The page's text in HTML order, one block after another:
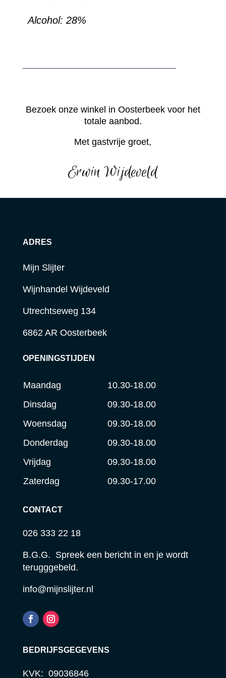
Alcohol: 28%
Bezoek onze winkel in Oosterbeek voor het
totale aanbod.
Met gastvrije groet,
Erwin Wijdeveld
ADRES
Mijn Slijter
Wijnhandel Wijdeveld
Utrechtseweg 134
6862 AR Oosterbeek
OPENINGSTIJDEN
Maandag
10.30-18.00
Dinsdag
09.30-18.00
Woensdag
09.30-18.00
Donderdag
09.30-18.00
Vrijdag
09.30-18.00
Zaterdag
09.30-17.00
CONTACT
026 333 22 18
B.G.G. Spreek een bericht in en je wordt
terugggebeld.
info@mijnslijter.nl
BEDRIJFSGEGEVENS
KVK: 09036846